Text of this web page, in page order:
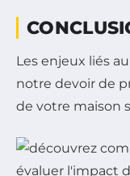
Les enjeux liés
notre devoir de
de votre maison